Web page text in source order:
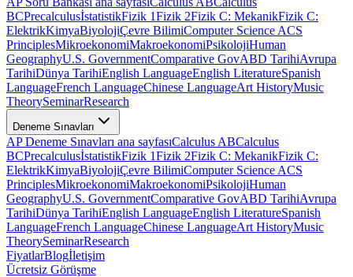
BCPrecalculusİstatistikFizik 1Fizik 2Fizik C: MekanikFizik C:
ElektrikKimyaBiyolojiÇevre BilimiComputer Science ACS
PrinciplesMikroekonomiMakroekonomiPsikolojiHuman
GeographyU.S. GovernmentComparative GovABD TarihiAvrupa
TarihiDünya TarihiEnglish LanguageEnglish LiteratureSpanish
LanguageFrench LanguageChinese LanguageArt HistoryMusic
TheorySeminarResearch
Deneme Sınavları
AP Deneme Sınavları ana sayfasıCalculus ABCalculus
BCPrecalculusİstatistikFizik 1Fizik 2Fizik C: MekanikFizik C:
ElektrikKimyaBiyolojiÇevre BilimiComputer Science ACS
PrinciplesMikroekonomiMakroekonomiPsikolojiHuman
GeographyU.S. GovernmentComparative GovABD TarihiAvrupa
TarihiDünya TarihiEnglish LanguageEnglish LiteratureSpanish
LanguageFrench LanguageChinese LanguageArt HistoryMusic
TheorySeminarResearch
FiyatlarBlogİletişim
Ücretsiz Görüşme